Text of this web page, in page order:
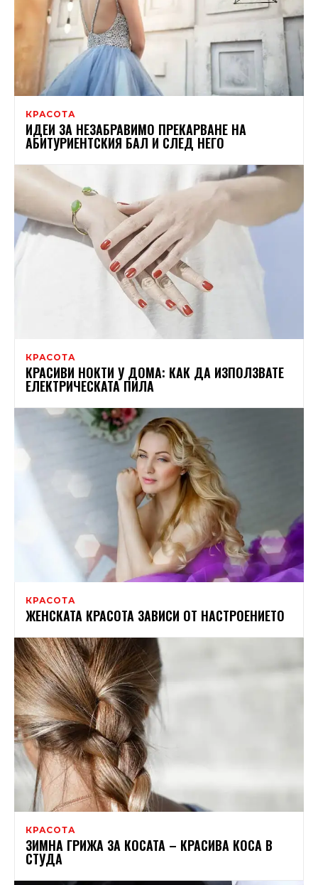
КРАСОТА
ИДЕИ ЗА НЕЗАБРАВИМО ПРЕКАРВАНЕ НА
АБИТУРИЕНТСКИЯ БАЛ И СЛЕД НЕГО
КРАСОТА
КРАСИВИ НОКТИ У ДОМА: КАК ДА ИЗПОЛЗВАТЕ
ЕЛЕКТРИЧЕСКАТА ПИЛА
КРАСОТА
ЖЕНСКАТА КРАСОТА ЗАВИСИ ОТ НАСТРОЕНИЕТО
КРАСОТА
ЗИМНА ГРИЖА ЗА КОСАТА – КРАСИВА КОСА В
СТУДА